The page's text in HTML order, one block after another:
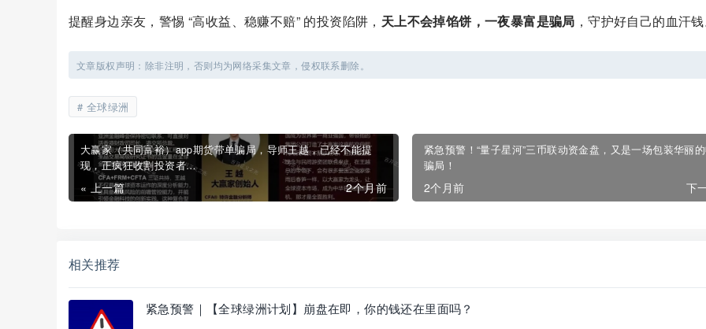
提醒身边亲友，警惕 “高收益、稳赚不赔” 的投资陷阱， 天上不会掉馅饼，一夜暴富是骗局 ，守护好自己的血汗钱
文章版权声明：除非注明，否则均为网络采集文章，侵权联系删除。
全球绿洲
大赢家（共同富裕）app期货带单骗局，导师王越，已经不能提
现，正疯狂收割投资者…
« 上一篇 2个月前
紧急预警！“量子星河”三币联动资金盘，又是一场包装华丽
骗局！
下
2个月前
相关推荐
紧急预警｜【全球绿洲计划】崩盘在即，你的钱还在里面吗？